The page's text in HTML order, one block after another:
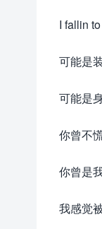
I fallin
可能是
可能是
你曾不
你曾是
我感觉